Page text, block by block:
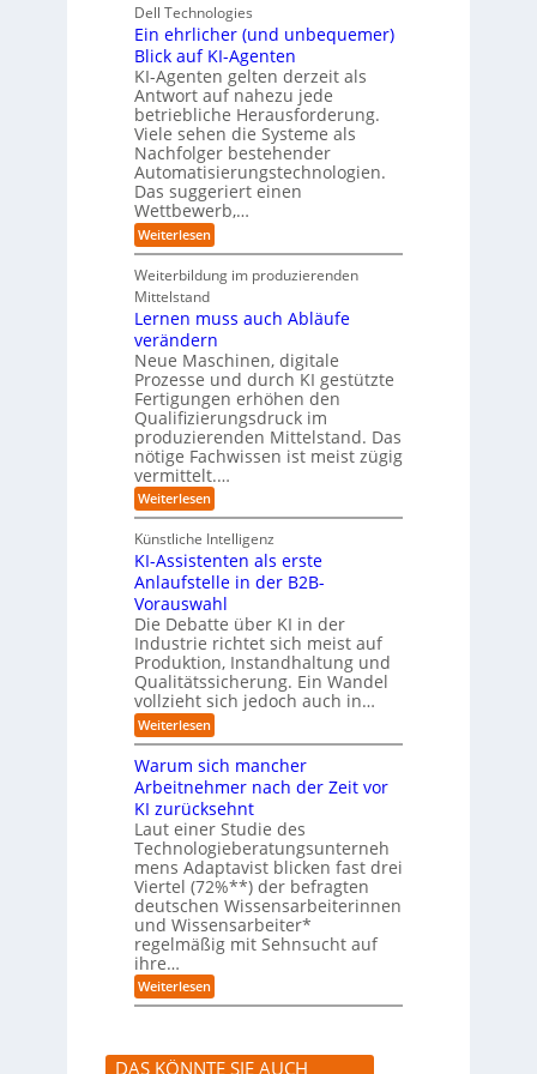
r
s
t
e
l
l
e
r
n
k
t
e
i
n
d
e
r
I
n
d
u
s
t
r
i
e
e
r
m
ö
g
l
i
c
h
e
n
s
i
k
o
,
w
a
c
h
s
e
n
d
e
R
a
n
o
m
w
a
r
e
-
G
e
f
a
h
r
I
n
d
u
s
t
r
i
e
r
o
b
o
t
r
3
D
-
Z
w
i
l
l
i
n
g
f
ü
r
T
t
o
r
t
e
Dell Technologies
Ein ehrlicher (und unbequemer)
Blick auf KI-Agenten
KI-Agenten gelten derzeit als
Antwort auf nahezu jede
betriebliche Herausforderung.
Viele sehen die Systeme als
Nachfolger bestehender
Automatisierungstechnologien.
Das suggeriert einen
Wettbewerb,…
Weiterlesen:
E
n
e
h
r
l
i
c
h
e
r
(
u
n
d
u
n
e
q
u
e
m
e
r
)
B
l
i
k
a
u
f
K
I
-
A
g
e
n
t
e
n
Weiterbildung im produzierenden
Mittelstand
Lernen muss auch Abläufe
verändern
Neue Maschinen, digitale
Prozesse und durch KI gestützte
Fertigungen erhöhen den
Qualifizierungsdruck im
produzierenden Mittelstand. Das
nötige Fachwissen ist meist zügig
vermittelt.…
Weiterlesen:
L
e
r
n
e
n
m
u
s
s
a
u
c
h
A
b
l
ä
u
f
e
v
e
r
ä
n
d
r
n
Künstliche Intelligenz
KI-Assistenten als erste
Anlaufstelle in der B2B-
Vorauswahl
Die Debatte über KI in der
Industrie richtet sich meist auf
Produktion, Instandhaltung und
Qualitätssicherung. Ein Wandel
vollzieht sich jedoch auch in…
Weiterlesen:
K
I
-
A
s
s
i
s
t
e
n
t
e
n
a
l
s
s
Warum sich mancher
Arbeitnehmer nach der Zeit vor
KI zurücksehnt
Laut einer Studie des
Technologieberatungsunterneh
mens Adaptavist blicken fast drei
Viertel (72%**) der befragten
deutschen Wissensarbeiterinnen
und Wissensarbeiter*
regelmäßig mit Sehnsucht auf
ihre…
Weiterlesen:
W
u
m
DAS KÖNNTE SIE AUCH